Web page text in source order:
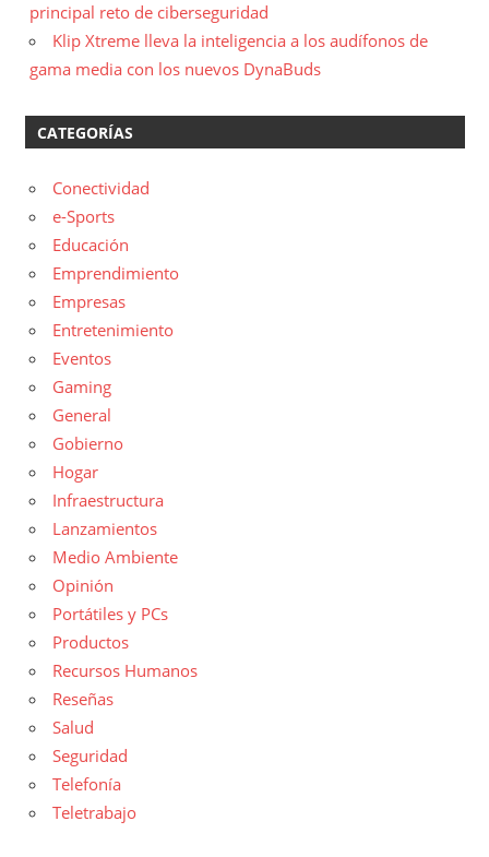
principal reto de ciberseguridad
Klip Xtreme lleva la inteligencia a los audífonos de
gama media con los nuevos DynaBuds
CATEGORÍAS
Conectividad
e-Sports
Educación
Emprendimiento
Empresas
Entretenimiento
Eventos
Gaming
General
Gobierno
Hogar
Infraestructura
Lanzamientos
Medio Ambiente
Opinión
Portátiles y PCs
Productos
Recursos Humanos
Reseñas
Salud
Seguridad
Telefonía
Teletrabajo